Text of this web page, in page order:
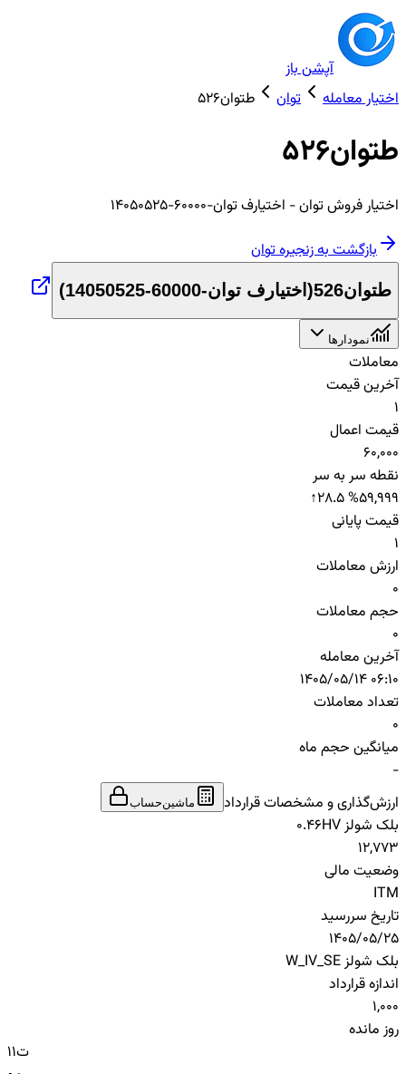
آپشن باز
اختیار معامله
توان طتوان526
طتوان526
اختیارفروشتوان- اختیارف توان-60000-14050525
بازگشت به زنجیرهتوان
طتوان526 ( اختیارف توان-60000-14050525 )
نمودارها
معاملات
آخرین قیمت
1
قیمت اعمال
60,000
نقطه سر به سر
59,999
↑28.5 %
قیمت پایانی
1
ارزش معاملات
0
حجم معاملات
0
آخرین معامله
1405/05/14 06:10
تعداد معاملات
0
میانگین حجم ماه
-
ارزش‌گذاری و مشخصات قرارداد
ماشین‌حساب
بلک شولز HV
0.46
12,773
وضعیت مالی
ITM
تاریخ سررسید
1405/05/25
بلک شولز W_IV_SE
اندازه قرارداد
1,000
روز مانده
11ت